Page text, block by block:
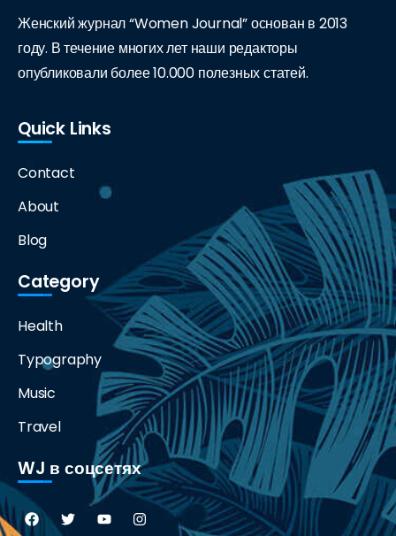
Женский журнал “Women Journal” основан в 2013
году. В течение многих лет наши редакторы
опубликовали более 10.000 полезных статей.
Quick Links
Contact
About
Blog
Category
Health
Typography
Music
Travel
WJ в соцсетях